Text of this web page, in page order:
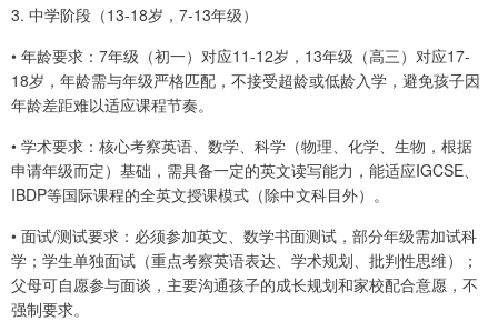
3. 中学阶段（13-18岁，7-13年级）
• 年龄要求：7年级（初一）对应11-12岁，13年级（高三）对应17-
18岁，年龄需与年级严格匹配，不接受超龄或低龄入学，避免孩子因
年龄差距难以适应课程节奏。
• 学术要求：核心考察英语、数学、科学（物理、化学、生物，根据
申请年级而定）基础，需具备一定的英文读写能力，能适应IGCSE、
IBDP等国际课程的全英文授课模式（除中文科目外）。
• 面试/测试要求：必须参加英文、数学书面测试，部分年级需加试科
学；学生单独面试（重点考察英语表达、学术规划、批判性思维）；
父母可自愿参与面谈，主要沟通孩子的成长规划和家校配合意愿，不
强制要求。